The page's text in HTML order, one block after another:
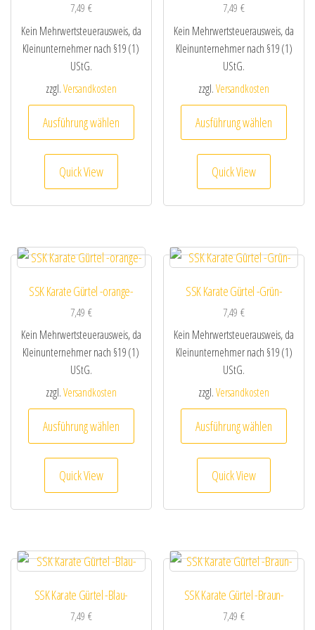
7,49 €
Kein Mehrwertsteuerausweis, da
Kleinunternehmer nach §19 (1)
UStG.
zzgl.Versandkosten
Ausführung wählen
Dieses Produkt weist mehrere Varianten
Quick View
7,49€
Kein Mehrwertsteuerausweis, da
Kleinunternehmer nach §19 (1)
UStG.
zzgl.Versandkosten
Ausführung wählen
Quick View
SSK Karate Gürtel -orange-
7,49 €
Kein Mehrwertsteuerausweis, da
Kleinunternehmer nach §19 (1)
UStG.
zzgl.Versandkosten
Ausführung wählen
Dieses Produkt weist mehrere Varianten
Quick View
SSK Karate Gürtel -Grün-
7,49€
Kein Mehrwertsteuerausweis, da
Kleinunternehmer nach §19 (1)
UStG.
zzgl.Versandkosten
Ausführung wählen
Quick View
SSK Karate Gürtel -Blau-
7,49 €
SSK Karate Gürtel -Braun-
7,49€